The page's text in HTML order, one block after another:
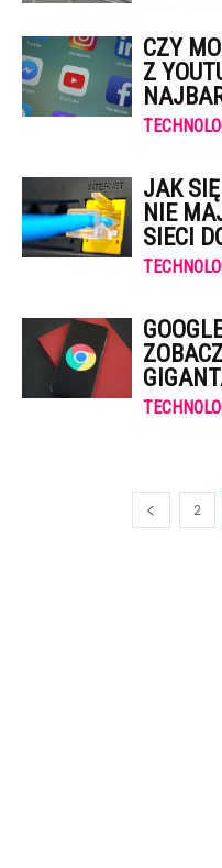
CZY
Z
JAK
NIE
SIECI
2